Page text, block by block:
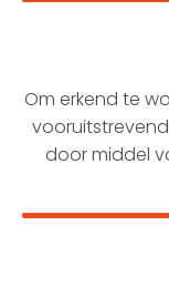
Om erkend te
door middel